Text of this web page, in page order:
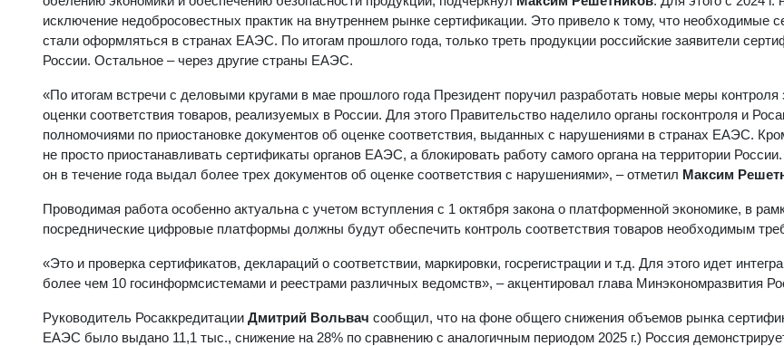
исключение недобросовестных практик на внутреннем рынке сертификации. Это привело к тому, что необходимые
стали оформляться в странах ЕАЭС. По итогам прошлого года, только треть продукции российские заявители
России. Остальное – через другие страны ЕАЭС.
«По итогам встречи с деловыми кругами в мае прошлого года Президент поручил разработать новые меры
оценки соответствия товаров, реализуемых в России. Для этого Правительство наделило органы госконтроля и
полномочиями по приостановке документов об оценке соответствия, выданных с нарушениями в странах ЕАЭС.
не просто приостанавливать сертификаты органов ЕАЭС, а блокировать работу самого органа на территории
он в течение года выдал более трех документов об оценке соответствия с нарушениями», – отметил Максим
Проводимая работа особенно актуальна с учетом вступления с 1 октября закона о платформенной экономике, в
посреднические цифровые платформы должны будут обеспечить контроль соответствия товаров необходимым
«Это и проверка сертификатов, деклараций о соответствии, маркировки, госрегистрации и т.д. Для этого идет
более чем 10 госинформсистемами и реестрами различных ведомств», – акцентировал глава Минэкономразвития
Руководитель Росаккредитации Дмитрий Вольвач сообщил, что на фоне общего снижения объемов рынка
ЕАЭС было выдано 11,1 тыс., снижение на 28% по сравнению с аналогичным периодом 2025 г.) Россия